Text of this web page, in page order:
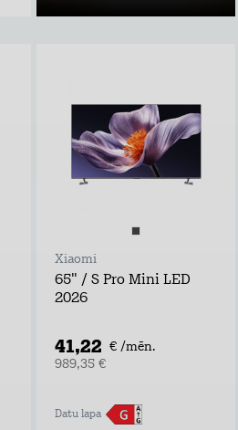
Xiaomi
65" / S Pro Mini LED
2026
41,22 € /mēn.
989,35 €
Datu lapa